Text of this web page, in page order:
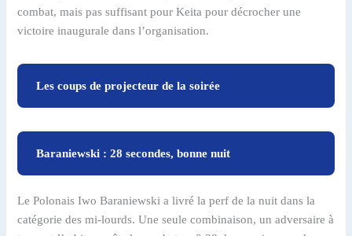
combat, mais pas suffisant pour Keita pour décrocher une
victoire inaugurale dans l’organisation.
Les coups de projecteur de la soirée
Baraniewski : 28 secondes, bonne nuit
Le Polonais Iwo Baraniewski a livré la perf de la nuit dans la
catégorie des mi-lourds. Une seule combinaison, un adversaire à